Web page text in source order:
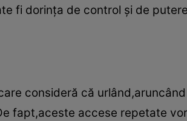
fi dorinţa de control şi de
consideră că
fapt,aceste accese repetate